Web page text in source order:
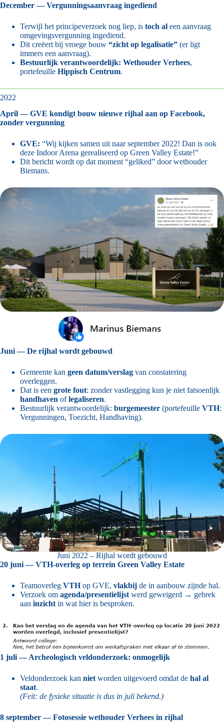
December — Vergunningsaanvraag ingediend
Terwijl het principeverzoek nog liep, is toch al een aanvraag
omgevingsvergunning ingediend.
Dit creëert bij vroege bouw “zicht op legalisatie” (er ligt
immers een aanvraag).
Bestuurlijk verantwoordelijk: Wethouder Verhees,
portefeuille Hippisch Centrum.
2022
April — GVE kondigt bouw nieuwe rijhal aan op Facebook,
zonder vergunning
GVE: “Wij kijken samen uit naar september 2022! Dan is ook
deze Indoor Arena gerealiseerd op Green Valley Estate!”
Dit bericht wordt op dat moment “geliked” door wethouder
Biemans.
Juni — De rijhal wordt gebouwd
Gemeente kan geen datum/verslag van constatering
overleggen.
Dat is een grote fout: zonder vastlegging kun je niet fatsoenlijk
handhaven oflegaliseren.
Bestuurlijk verantwoordelijk: burgemeester (portefeuille VTH:
Vergunningen, Toezicht, Handhaving).
Juni 2022 – Rijhal wordt gebouwd
20 juni — VTH-overleg op terrein Green Valley Estate
Teamoverleg VTHop GVE, vlakbij de in aanbouw zijnde hal.
Verzoek om agenda/presentielijst werd geweigerd → gebrek
aan inzicht in wat hier is besproken.
1 juli — Archeologisch veldonderzoek: onmogelijk
Veldonderzoek kan niet worden uitgevoerd omdat de hal al
staat.
(Feit: de fysieke situatie is dus in juli bekend.)
8 september — Fotosessie wethouder Verhees in rijhal